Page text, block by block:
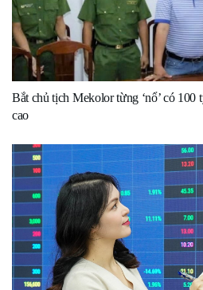
Bắt chủ tịch Mekolor từng ‘nổ’ có
cao